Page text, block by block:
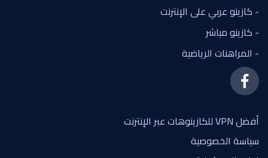
- كازينو عربي على الإنترنت
- كازينو مباشر
- المراهنات الرياضية
أفضل VPN للكازينوهات عبر الإنترنت
سياسة الخصوصية